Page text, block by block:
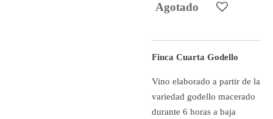
Agotado
Finca Cuarta Godello
Vino elaborado a partir de la
variedad godello macerado
durante 6 horas a baja